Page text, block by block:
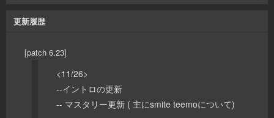
更新履歴
[patch 6.23]
<11/26>
--イントロの更新
-- マスタリー更新 ( 主にsmite teemoについて)